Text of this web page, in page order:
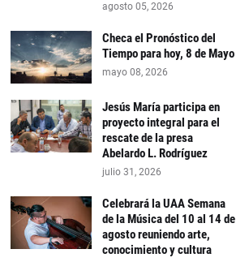
agosto 05, 2026
Checa el Pronóstico del
Tiempo para hoy, 8 de Mayo
mayo 08, 2026
Jesús María participa en
proyecto integral para el
rescate de la presa
Abelardo L. Rodríguez
julio 31, 2026
Celebrará la UAA Semana
de la Música del 10 al 14 de
agosto reuniendo arte,
conocimiento y cultura